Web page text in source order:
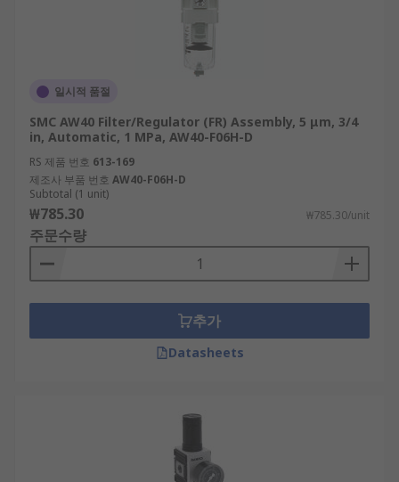
일시적 품절
SMC AW40 Filter/Regulator (FR) Assembly, 5 μm, 3/4
in, Automatic, 1 MPa, AW40-F06H-D
RS 제품 번호 613-169
제조사 부품 번호 AW40-F06H-D
Subtotal (1 unit)
₩785.30 ₩785.30/unit
주문수량
추가
Datasheets